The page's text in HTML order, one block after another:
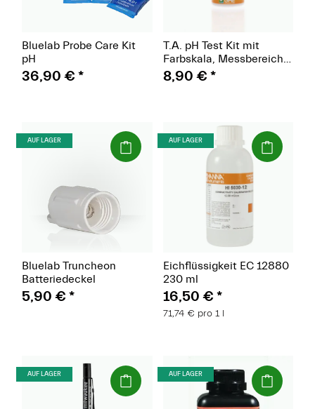
Bluelab Probe Care Kit
pH
36,90 € *
T.A. pH Test Kit mit
Farbskala, Messbereich
pH 4,0 - ph 8,5, 30 ml,
reicht für 500 Tests
8,90 € *
AUF LAGER (Paket)
Bluelab Truncheon
Batteriedeckel
5,90 € *
AUF LAGER (Paket)
Eichflüssigkeit EC 12880
230 ml
16,50 € *
71,74 € pro 1 l
AUF LAGER (Paket) AUF LAGER (Paket)